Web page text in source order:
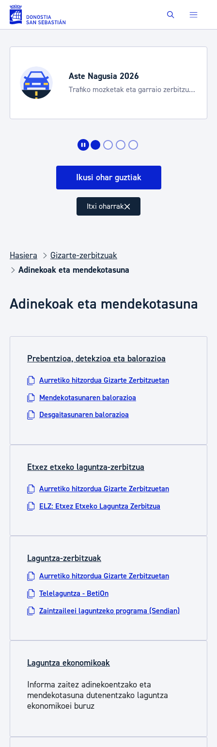
Eduki nagusira joan Buscar
Aste Nagusia 2026
Trafiko mozketak eta garraio zerbitzu
bereziak
Ikusi ohar guztiak
Itxi oharrak
Hasiera
Gizarte-zerbitzuak
Adinekoak eta mendekotasuna
Adinekoak eta mendekotasuna
Prebentzioa, detekzioa eta balorazioa
Aurretiko hitzordua Gizarte Zerbitzuetan
Mendekotasunaren balorazioa
Desgaitasunaren balorazioa
Etxez etxeko laguntza-zerbitzua
Aurretiko hitzordua Gizarte Zerbitzuetan
ELZ: Etxez Etxeko Laguntza Zerbitzua
Laguntza-zerbitzuak
Aurretiko hitzordua Gizarte Zerbitzuetan
Telelaguntza - BetiOn
Zaintzaileei laguntzeko programa (Sendian)
Laguntza ekonomikoak
Informa zaitez adinekoentzako eta
mendekotasuna dutenentzako laguntza
ekonomikoei buruz